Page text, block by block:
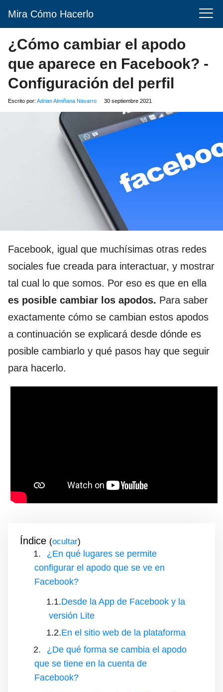
Mira Cómo Hacerlo
¿Cómo cambiar el apodo
que aparece en Facebook? -
Configuración del perfil
Escrito por: Adrian Almiñana Navarro 30 septiembre 2021
Facebook, igual que muchísimas otras redes
sociales fue creada para interactuar, y mostrar
tal cual lo que somos. Por eso es que en ella
es posible cambiar los apodos. Para saber
exactamente cómo se cambian estos apodos
a continuación se explicará desde dónde es
posible cambiarlo y qué pasos hay que seguir
para hacerlo.
Índice ( )
¿En qué lugares se permite
configurar el apodo que se ve en
Facebook?
Desde la App de Facebook y la
versión Lite
En el sitio web de la plataforma
¿De qué forma se cambia el apodo
que se tiene en la cuenta de
Facebook?